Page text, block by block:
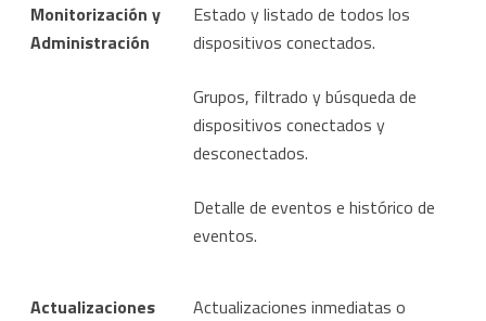
Monitorización y
Administración
Estado y listado de todos los
dispositivos conectados.
Grupos, filtrado y búsqueda de
dispositivos conectados y
desconectados.
Detalle de eventos e histórico de
eventos.
Actualizaciones
Actualizaciones inmediatas o